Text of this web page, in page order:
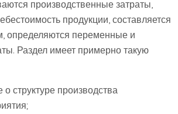
производственные затраты,
продукции, составляется
определяются переменные и
Раздел имеет примерно такую
структуре производства